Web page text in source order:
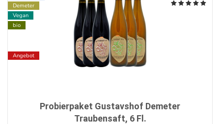
Demeter
Vegan
bio
Angebot
Probierpaket Gustavshof Demeter
Traubensaft, 6 Fl.